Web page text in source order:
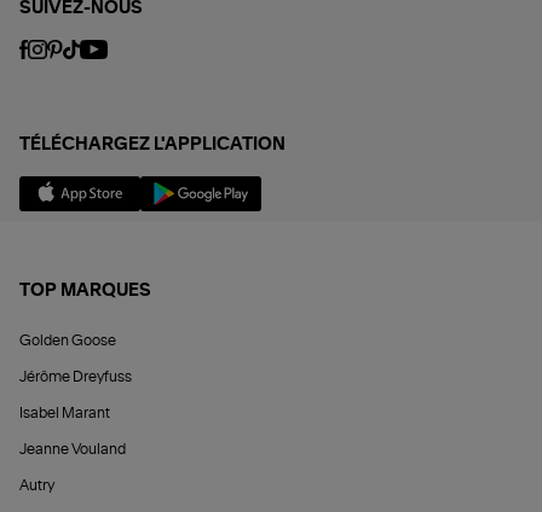
SUIVEZ-NOUS
TÉLÉCHARGEZ L'APPLICATION
TOP MARQUES
Golden Goose
Jérôme Dreyfuss
Isabel Marant
Jeanne Vouland
Autry